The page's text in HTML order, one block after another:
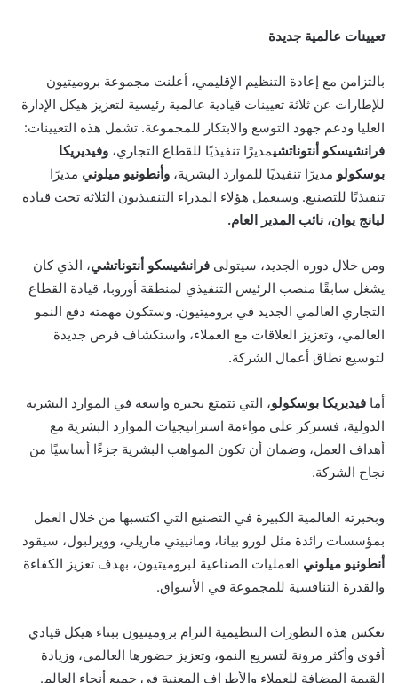
تعيينات عالمية جديدة
بالتزامن مع إعادة التنظيم الإقليمي، أعلنت مجموعة بروميتيون
للإطارات عن ثلاثة تعيينات قيادية عالمية رئيسية لتعزيز هيكل الإدارة
العليا ودعم جهود التوسع والابتكار للمجموعة. تشمل هذه التعيينات:
فرانشيسكو أنتوناتشيمديرًا تنفيذيًا للقطاع التجاري، وفيديريكا
بوسكولو مديرًا تنفيذيًا للموارد البشرية، وأنطونيو ميلوني مديرًا
تنفيذيًا للتصنيع. وسيعمل هؤلاء المدراء التنفيذيون الثلاثة تحت قيادة
ليانج يوان، نائب المدير العام.
ومن خلال دوره الجديد، سيتولى فرانشيسكو أنتوناتشي، الذي كان
يشغل سابقًا منصب الرئيس التنفيذي لمنطقة أوروبا، قيادة القطاع
التجاري العالمي الجديد في بروميتيون. وستكون مهمته دفع النمو
العالمي، وتعزيز العلاقات مع العملاء، واستكشاف فرص جديدة
لتوسيع نطاق أعمال الشركة.
أما فيديريكا بوسكولو، التي تتمتع بخبرة واسعة في الموارد البشرية
الدولية، فستركز على مواءمة استراتيجيات الموارد البشرية مع
أهداف العمل، وضمان أن تكون المواهب البشرية جزءًا أساسيًا من
نجاح الشركة.
وبخبرته العالمية الكبيرة في التصنيع التي اكتسبها من خلال العمل
بمؤسسات رائدة مثل لورو بيانا، ومانييتي ماريلي، وويرلبول، سيقود
أنطونيو ميلوني العمليات الصناعية لبروميتيون، بهدف تعزيز الكفاءة
والقدرة التنافسية للمجموعة في الأسواق.
تعكس هذه التطورات التنظيمية التزام بروميتيون ببناء هيكل قيادي
أقوى وأكثر مرونة لتسريع النمو، وتعزيز حضورها العالمي، وزيادة
القيمة المضافة للعملاء والأطراف المعنية في جميع أنحاء العالم.